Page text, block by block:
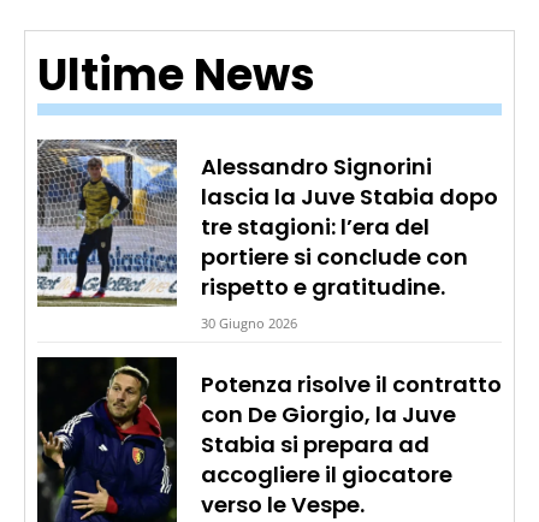
Ultime News
Alessandro Signorini
lascia la Juve Stabia dopo
tre stagioni: l’era del
portiere si conclude con
rispetto e gratitudine.
30 Giugno 2026
Potenza risolve il contratto
con De Giorgio, la Juve
Stabia si prepara ad
accogliere il giocatore
verso le Vespe.